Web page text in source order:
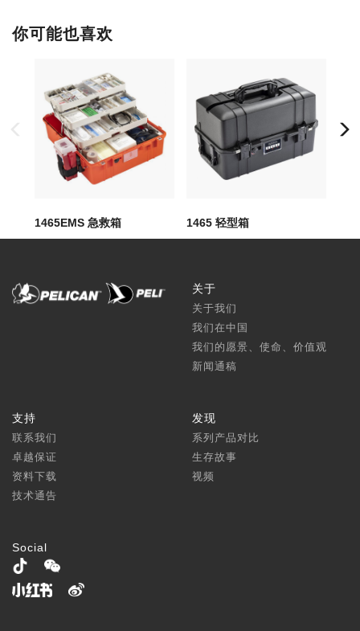
你可能也喜欢
1465EMS 急救箱 1465 轻型箱
关于
关于我们
我们在中国
我们的愿景、使命、价值观
新闻通稿
支持
联系我们
卓越保证
资料下载
技术通告
发现
系列产品对比
生存故事
视频
Social